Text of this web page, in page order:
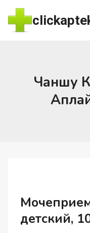
Перейти
содержимому
Чаншу
детский,